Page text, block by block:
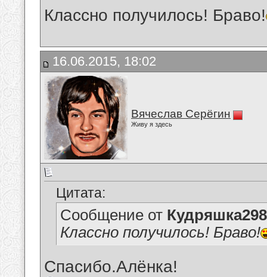
Классно получилось! Браво!
16.06.2015, 18:02
Вячеслав Серёгин
Живу я здесь
Цитата:
Сообщение от Кудряшка298
Классно получилось! Браво!
Спасибо.Алёнка!